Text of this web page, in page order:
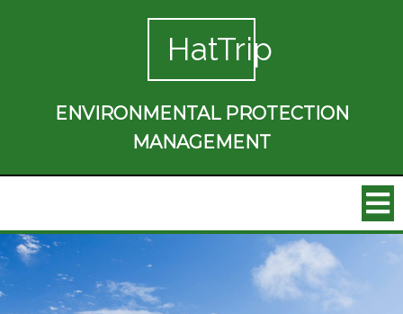
HatTrip
ENVIRONMENTAL PROTECTION
MANAGEMENT